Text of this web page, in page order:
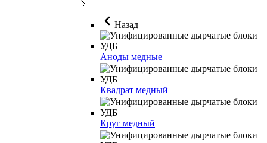
Назад
Аноды медные
Квадрат медный
Круг медный